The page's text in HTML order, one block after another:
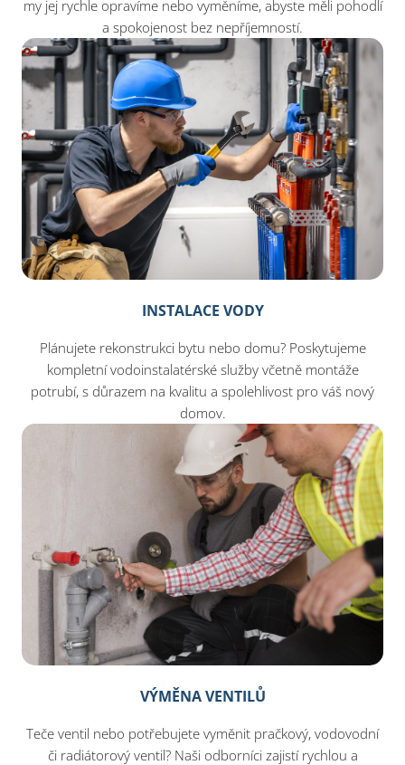
my jej rychle opravíme nebo vyměníme, abyste měli pohodlí
a spokojenost bez nepříjemností.
INSTALACE VODY
Plánujete rekonstrukci bytu nebo domu? Poskytujeme
kompletní vodoinstalatérské služby včetně montáže
potrubí, s důrazem na kvalitu a spolehlivost pro váš nový
domov.
VÝMĚNA VENTILŮ
Teče ventil nebo potřebujete vyměnit pračkový, vodovodní
či radiátorový ventil? Naši odborníci zajistí rychlou a